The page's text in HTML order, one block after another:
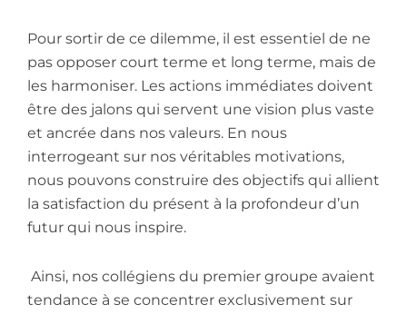
Pour sortir de ce dilemme, il est essentiel de ne
pas opposer court terme et long terme, mais de
les harmoniser. Les actions immédiates doivent
être des jalons qui servent une vision plus vaste
et ancrée dans nos valeurs. En nous
interrogeant sur nos véritables motivations,
nous pouvons construire des objectifs qui allient
la satisfaction du présent à la profondeur d’un
futur qui nous inspire.
Ainsi, nos collégiens du premier groupe avaient
tendance à se concentrer exclusivement sur